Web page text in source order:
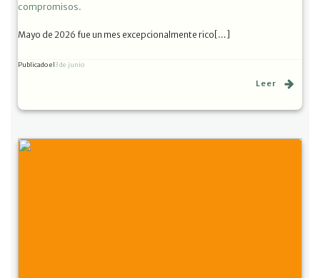
compromisos.
Mayo de 2026 fue un mes excepcionalmente rico[…]
Publicado el3 de junio
Leer